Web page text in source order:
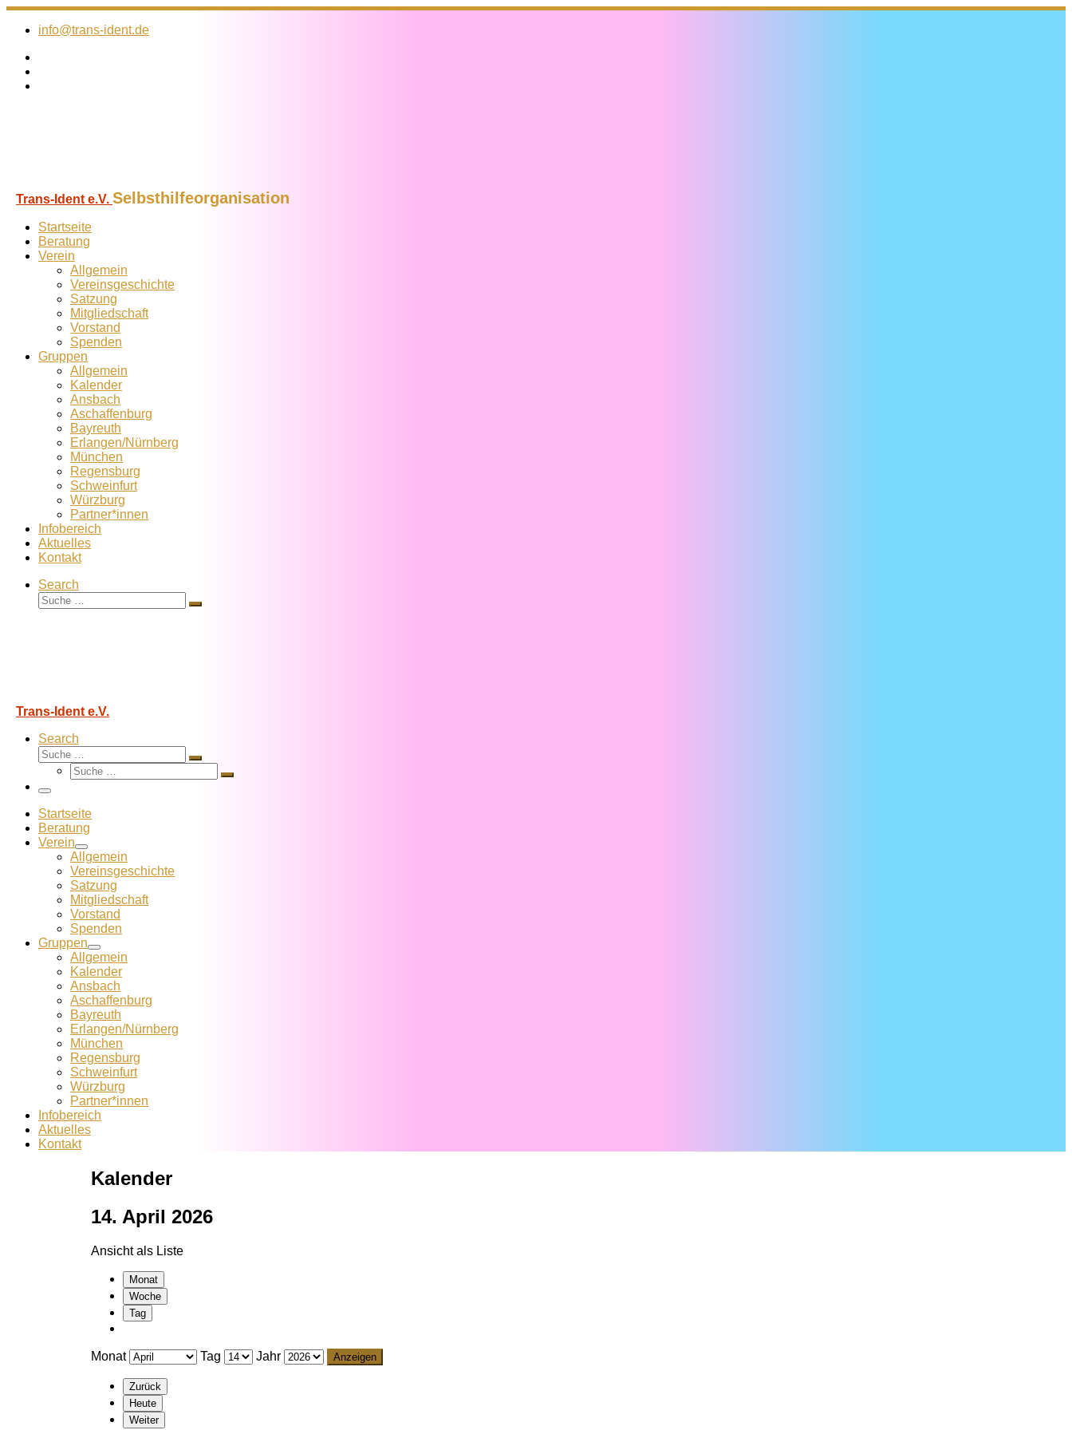
Zum
Inhalt
info@trans-ident.de
Trans-Ident e.V. Selbsthilfeorganisation
Startseite
Beratung
Verein
Allgemein
Vereins­geschichte
Satzung
Mitglied­schaft
Vorstand
Spenden
Gruppen
Allgemein
Kalender
Ansbach
Aschaffenburg
Bayreuth
Erlangen/Nürnberg
München
Regensburg
Schweinfurt
Würzburg
Partner*innen
Infobereich
Aktuelles
Kontakt
Search
Suche
Suche
Trans-Ident e.V.
Search
Suche
Suche
Suche
Suche
Menü
Startseite
Beratung
Verein
Allgemein
Vereins­geschichte
Satzung
Mitglied­schaft
Vorstand
Spenden
Gruppen
Allgemein
Kalender
Ansbach
Aschaffenburg
Bayreuth
Erlangen/Nürnberg
München
Regensburg
Schweinfurt
Würzburg
Partner*innen
Infobereich
Aktuelles
Kontakt
Kalender
14. April 2026
Ansicht als Liste
Monat
Woche
Tag
Monat Tag Jahr
Zurück
Heute
Weiter